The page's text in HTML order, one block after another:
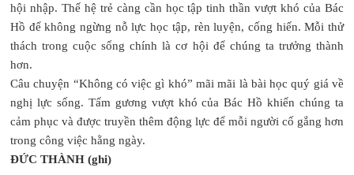
hội nhập. Thế hệ trẻ càng cần học tập tinh thần vượt khó của Bác
Hồ để không ngừng nỗ lực học tập, rèn luyện, cống hiến. Mỗi thử
thách trong cuộc sống chính là cơ hội để chúng ta trưởng thành
hơn.
Câu chuyện “Không có việc gì khó” mãi mãi là bài học quý giá về
nghị lực sống. Tấm gương vượt khó của Bác Hồ khiến chúng ta
cảm phục và được truyền thêm động lực để mỗi người cố gắng hơn
trong công việc hằng ngày.
ĐỨC THÀNH (ghi)